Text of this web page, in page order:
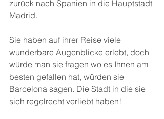
zurück nach Spanien in die Hauptstadt
Madrid.
Sie haben auf ihrer Reise viele
wunderbare Augenblicke erlebt, doch
würde man sie fragen wo es Ihnen am
besten gefallen hat, würden sie
Barcelona sagen. Die Stadt in die sie
sich regelrecht verliebt haben!